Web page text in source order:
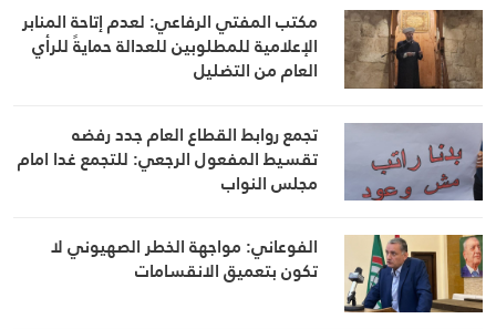
مكتب المفتي الرفاعي: لعدم إتاحة المنابر
الإعلامية للمطلوبين للعدالة حمايةً للرأي
العام من التضليل
تجمع روابط القطاع العام جدد رفضه
تقسيط المفعول الرجعي: للتجمع غدا امام
مجلس النواب
الفوعاني: مواجهة الخطر الصهيوني لا
تكون بتعميق الانقسامات